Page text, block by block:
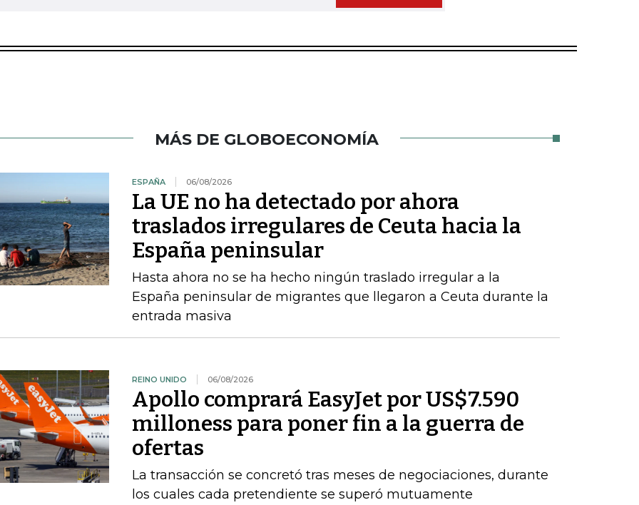
MÁS DE GLOBOECONOMÍA
ESPAÑA 06/08/2026
La UE no ha detectado por ahora
traslados irregulares de Ceuta hacia la
España peninsular
Hasta ahora no se ha hecho ningún traslado irregular a la
España peninsular de migrantes que llegaron a Ceuta durante la
entrada masiva
REINO UNIDO 06/08/2026
Apollo comprará EasyJet por US$7.590
milloness para poner fin a la guerra de
ofertas
La transacción se concretó tras meses de negociaciones, durante
los cuales cada pretendiente se superó mutuamente